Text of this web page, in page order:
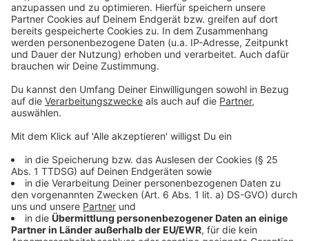
Anzeige
Kindersitze sollten übrigens mit einem weißen Tuch
abgedeckt werden, damit die Sitzeschalen für die Kids
sich nicht aufheizen.
Mit einer defekten Klimaanlage sollte man auf jeden
Fall in die Werkstatt. Nur die Mechaniker können
erfolgen muss. "Wenn Teile - wie der Kompressor - in
der Anlage kaputt sind, kann das zu Folgeschäden
führen. Zum Beispiel zu einem Riss des Keil-Rippen-
Riemens“, erläutert Scherer. Die Kosten würden dann
noch mehr in die Höhe schießen. Grundsätzlich